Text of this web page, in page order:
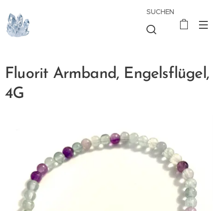
SUCHEN
Fluorit Armband, Engelsflügel,
4G